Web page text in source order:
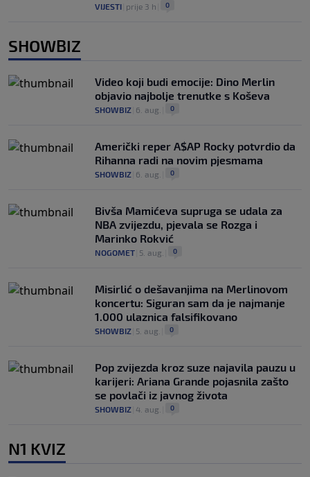
VIJESTI prije 3 h 0
SHOWBIZ
Video koji budi emocije: Dino Merlin
objavio najbolje trenutke s Koševa
SHOWBIZ 6. aug. 0
Američki reper A$AP Rocky potvrdio da
Rihanna radi na novim pjesmama
SHOWBIZ 6. aug. 0
Bivša Mamićeva supruga se udala za
NBA zvijezdu, pjevala se Rozga i
Marinko Rokvić
NOGOMET 5. aug. 0
Misirlić o dešavanjima na Merlinovom
koncertu: Siguran sam da je najmanje
1.000 ulaznica falsifikovano
SHOWBIZ 5. aug. 0
Pop zvijezda kroz suze najavila pauzu u
karijeri: Ariana Grande pojasnila zašto
se povlači iz javnog života
SHOWBIZ 4. aug. 0
N1 KVIZ